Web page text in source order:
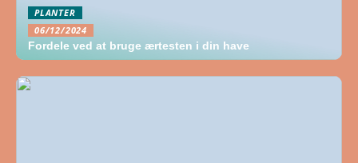
PLANTER
06/12/2024
Fordele ved at bruge ærtesten i din have